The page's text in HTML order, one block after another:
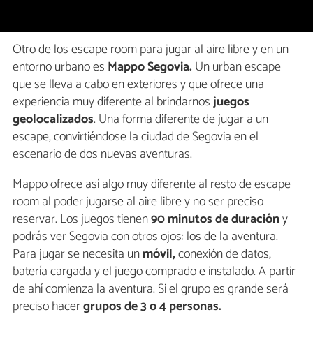
Otro de los escape room para jugar al aire libre y en un
entorno urbano es Mappo Segovia.Un urban escape
que se lleva a cabo en exteriores y que ofrece una
experiencia muy diferente al brindarnosjuegos
geolocalizados. Una forma diferente de jugar a un
escape, convirtiéndose la ciudad de Segovia en el
escenario de dos nuevas aventuras.
Mappo ofrece así algo muy diferente al resto de escape
room al poder jugarse al aire libre y no ser preciso
reservar. Los juegos tienen90 minutos de duracióny
podrás ver Segovia con otros ojos: los de la aventura.
Para jugar se necesita unmóvil,conexión de datos,
batería cargada y el juego comprado e instalado. A partir
de ahí comienza la aventura. Si el grupo es grande será
preciso hacergrupos de 3 o 4 personas.